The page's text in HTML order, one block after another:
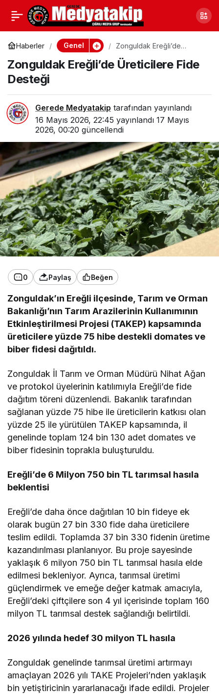
Haberler Genel
Zonguldak Ereğli’de
Zonguldak Ereğli’de Üreticilere Fide
Desteği
Gerede Medyatakip tarafından yayınlandı
16 Mayıs 2026, 22:45 yayınlandı 17 Mayıs
2026, 00:20 güncellendi
0 Paylaş Beğen
Zonguldak’ın Ereğli ilçesinde, Tarım ve Orman
Bakanlığı’nın Tarım Arazilerinin Kullanımının
Etkinleştirilmesi Projesi (TAKEP) kapsamında
üreticilere yüzde 75 hibe destekli domates ve
biber fidesi dağıtıldı.
Zonguldak İl Tarım ve Orman Müdürü Nihat Ağan
ve protokol üyelerinin katılımıyla Ereğli’de fide
dağıtım töreni düzenlendi. Bakanlık tarafından
sağlanan yüzde 75 hibe ile üreticilerin katkısı olan
yüzde 25 ile yürütülen TAKEP kapsamında, il
genelinde toplam 124 bin 130 adet domates ve
biber fidesinin toprakla buluşturuldu.
Ereğli’de 6 Milyon 750 bin TL tarımsal hasıla
beklentisi
Ereğli’de daha önce dağıtılan 10 bin fideye ek
olarak bugün 27 bin 330 fide daha üreticilere
teslim edildi. Toplamda 37 bin 330 fidenin üretime
kazandırılması planlanıyor. Bu proje sayesinde
yaklaşık 6 milyon 750 bin TL tarımsal hasıla elde
edilmesi bekleniyor. Ayrıca, tarımsal üretimi
güçlendirmek ve emeğe değer katmak amacıyla,
Ereğli’deki çiftçilere son 4 yıl içerisinde toplam 160
milyon TL tarımsal destek sağlandığı belirtildi.
2026 yılında hedef 30 milyon TL hasıla
Zonguldak genelinde tarımsal üretimi artırmayı
amaçlayan 2026 yılı TAKE Projeleri’nden yaklaşık
bin yetiştiricinin yararlanacağı ifade edildi. Projeler
Zonguldak Çaycuma’da
Son Görev: Malul Gazi
Satılmış Ermiş Uğurlandı
Paylaş